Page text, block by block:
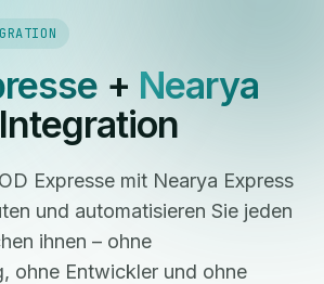
+ Nearya
Expresse mit Nearya Express
und automatisieren Sie jeden
ihnen – ohne
ohne Entwickler und ohne